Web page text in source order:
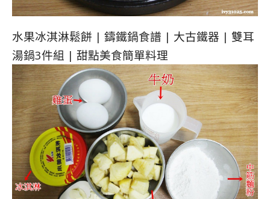
水果冰淇淋鬆餅 | 鑄鐵鍋食譜 | 大古鐵器 | 雙耳
湯鍋3件組 | 甜點美食簡單料理